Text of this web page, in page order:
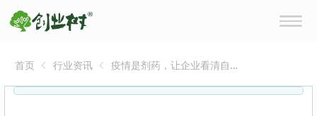
首页 行业资讯
疫情是剂药，让企业看清自